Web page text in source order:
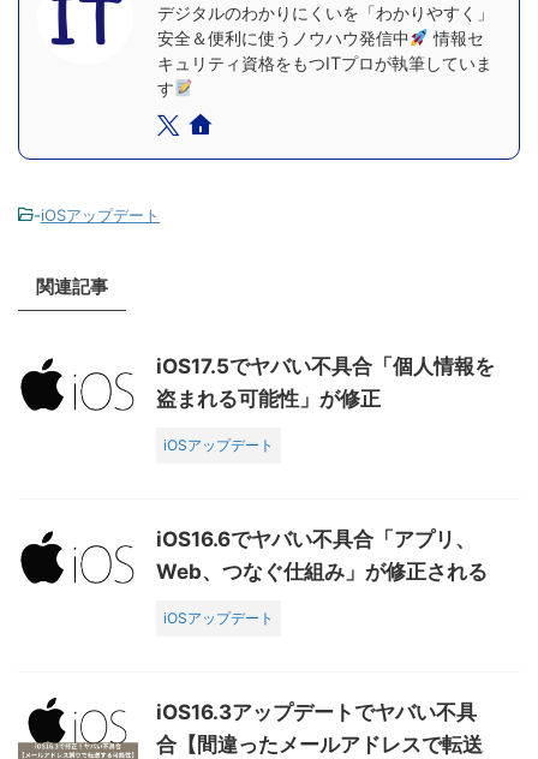
デジタルのわかりにくいを「わかりやすく」
安全＆便利に使うノウハウ発信中
情報セ
キュリティ資格をもつITプロが執筆していま
す
-iOSアップデート
関連記事
iOS17.5でヤバい不具合「個人情報を
盗まれる可能性」が修正
iOSアップデート
iOS16.6でヤバい不具合「アプリ、
Web、つなぐ仕組み」が修正される
iOSアップデート
iOS16.3アップデートでヤバい不具
合【間違ったメールアドレスで転送